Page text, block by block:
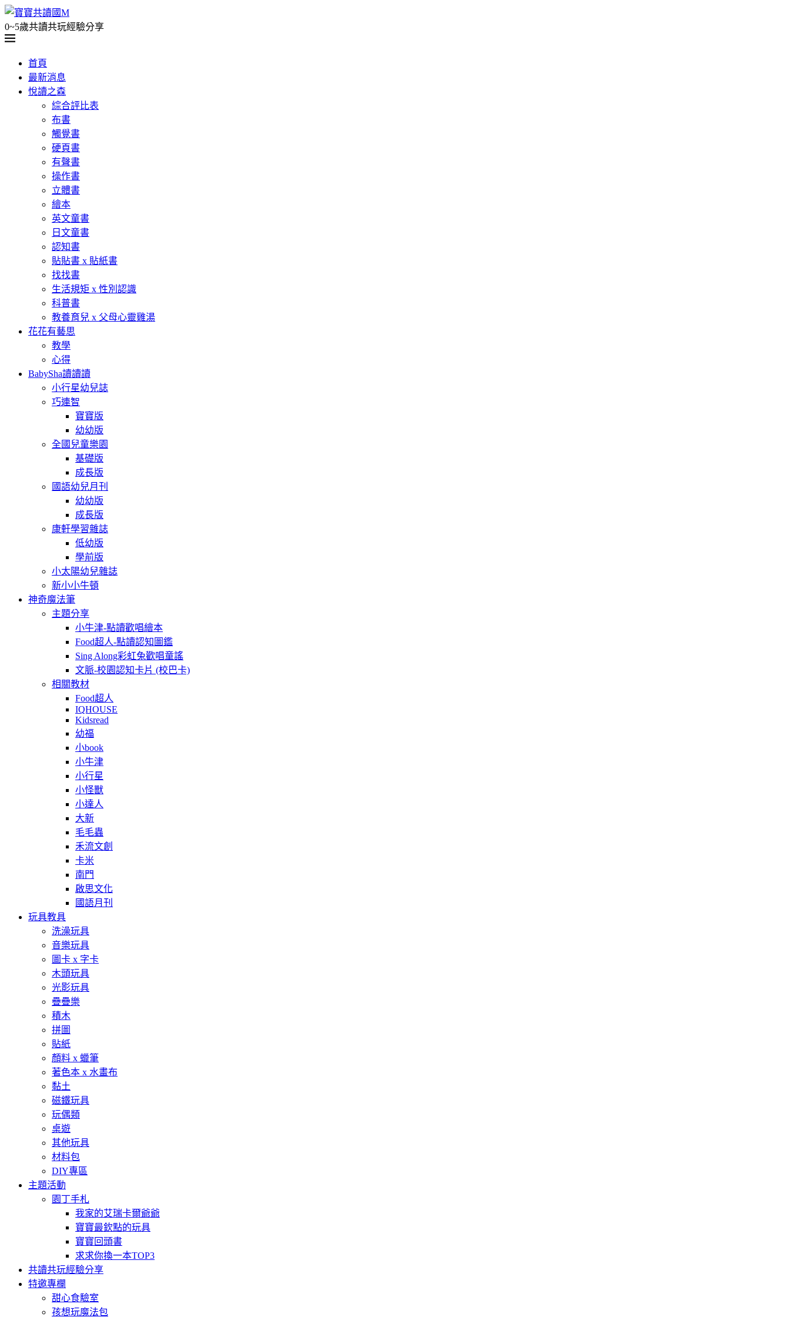
0~5歲共讀共玩經驗分享
首頁
最新消息
悅讀之森
綜合評比表
布書
觸覺書
硬頁書
有聲書
操作書
立體書
繪本
英文童書
日文童書
認知書
貼貼書 x 貼紙書
找找書
生活規矩 x 性別認識
科普書
教養育兒 x 父母心靈雞湯
花花有藝思
教學
心得
BabySha讀讀讀
小行星幼兒誌
巧連智
寶寶版
幼幼版
全國兒童樂園
基礎版
成長版
國語幼兒月刊
幼幼版
成長版
康軒學習雜誌
低幼版
學前版
小太陽幼兒雜誌
新小小牛頓
神奇魔法筆
主題分享
小牛津-點讀歡唱繪本
Food超人-點讀認知圖鑑
Sing Along彩虹兔歡唱童謠
文脈-校園認知卡片 (校巴卡)
相關教材
Food超人
IQHOUSE
Kidsread
幼福
小book
小牛津
小行星
小怪獸
小達人
大新
毛毛蟲
禾流文創
卡米
南門
啟思文化
國語月刊
玩具教具
洗澡玩具
音樂玩具
圖卡 x 字卡
木頭玩具
光影玩具
疊疊樂
積木
拼圖
貼紙
顏料 x 蠟筆
著色本 x 水畫布
黏土
磁鐵玩具
玩偶類
桌遊
其他玩具
材料包
DIY專區
主題活動
園丁手札
我家的艾瑞卡爾爺爺
寶寶最欽點的玩具
寶寶回頭書
求求你換一本TOP3
共讀共玩經驗分享
特邀專欄
甜心食驗室
孩想玩魔法包